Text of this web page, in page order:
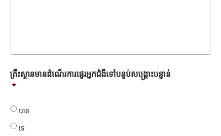
គ្រឹះស្ថាន
មាន
ផ្ទេរ
អ្នក
ជំងឺ
គ្រឹះស្ថានមានដំណើរការផ្ទេរអ្នកជំងឺទៅបន្ទប់សង្គ្រោះបន្ទាន់
*
បាទ
ទេ